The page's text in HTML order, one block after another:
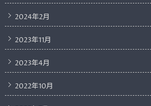
2024年2月
2023年11月
2023年4月
2022年10月